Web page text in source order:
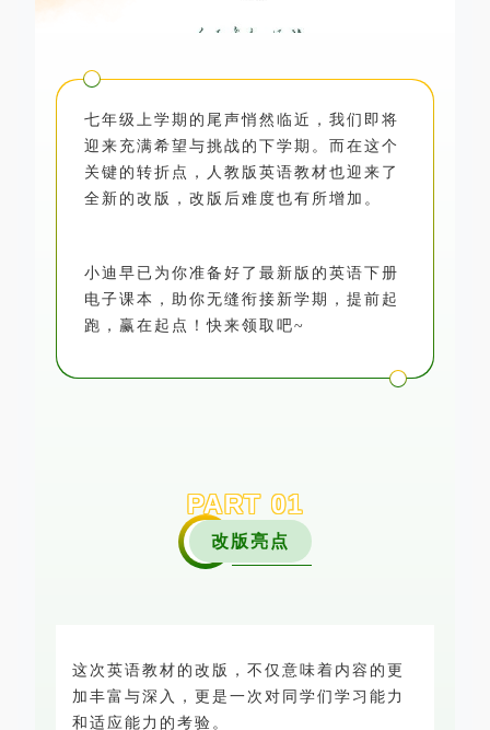
七年级上学期的尾声悄然临近，我们即将
迎来充满希望与挑战的下学期。而在这个
关键的转折点，人教版英语教材也迎来了
全新的改版，改版后难度也有所增加。
小迪早已为你准备好了最新版的英语下册
电子课本，助你无缝衔接新学期，提前起
跑，赢在起点！快来领取吧~
PART 01
改版亮点
这次英语教材的改版，不仅意味着内容的更
加丰富与深入，更是一次对同学们学习能力
和适应能力的考验。